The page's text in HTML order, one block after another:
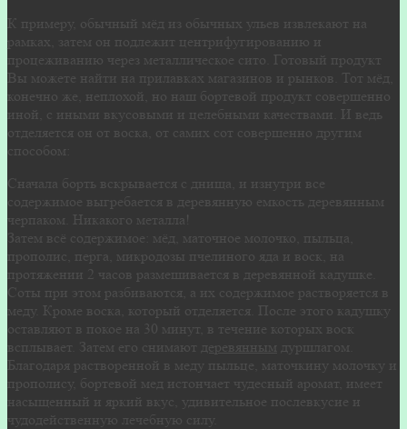
К примеру, обычный мёд из обычных ульев извлекают на
рамках, затем он подлежит центрифугированию и
процеживанию через металлическое сито. Готовый продукт
Вы можете найти на прилавках магазинов и рынков. Тот мёд,
конечно же, неплохой, но наш бортевой продукт совершенно
иной, с иными вкусовыми и целебными качествами. И ведь
отделяется он от воска, от самих сот совершенно другим
способом:
Сначала борть вскрывается с днища, и изнутри все
содержимое выгребается в деревянную емкость деревянным
черпаком. Никакого металла!
Затем всё содержимое: мёд, маточное молочко, пыльца,
прополис, перга, микродозы пчелиного яда и воск, на
протяжении 2 часов размешивается в деревянной кадушке.
Соты при этом разбиваются, а их содержимое растворяется в
меду. Кроме воска, который отделяется. После этого кадушку
оставляют в покое на 30 минут, в течение которых воск
всплывает. Затем его снимают деревянным дуршлагом.
Благодаря растворенной в меду пыльце, маточкину молочку и
прополису, бортевой мед истончает чудесный аромат, имеет
насыщенный и яркий вкус, удивительное послевкусие и
чудодейственную лечебную силу.